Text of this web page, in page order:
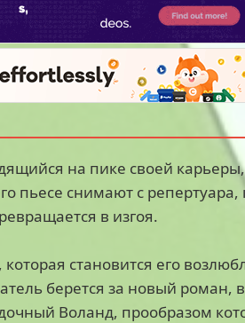
на пике своей
пьесе снимают с
в изгоя.
становится его
берется за новый роман,
Воланд, прообразом